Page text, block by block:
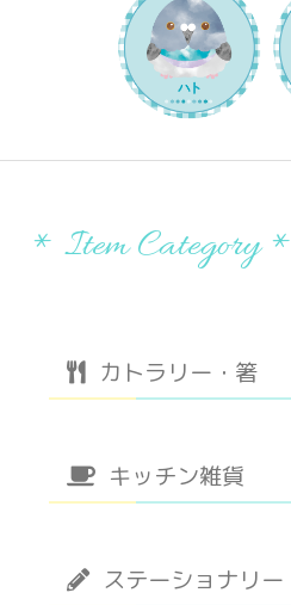
* Item Category *
カトラリー・箸
キッチン雑貨
ステーショナリー